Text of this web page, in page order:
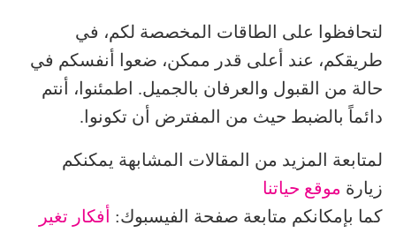
لتحافظوا على الطاقات المخصصة لكم، في
طريقكم، عند أعلى قدر ممكن، ضعوا أنفسكم في
حالة من القبول والعرفان بالجميل. اطمئنوا، أنتم
دائماً بالضبط حيث من المفترض أن تكونوا.
لمتابعة المزيد من المقالات المشابهة يمكنكم
زيارة موقع حياتنا
كما بإمكانكم متابعة صفحة الفيسبوك:
أفكار تغير